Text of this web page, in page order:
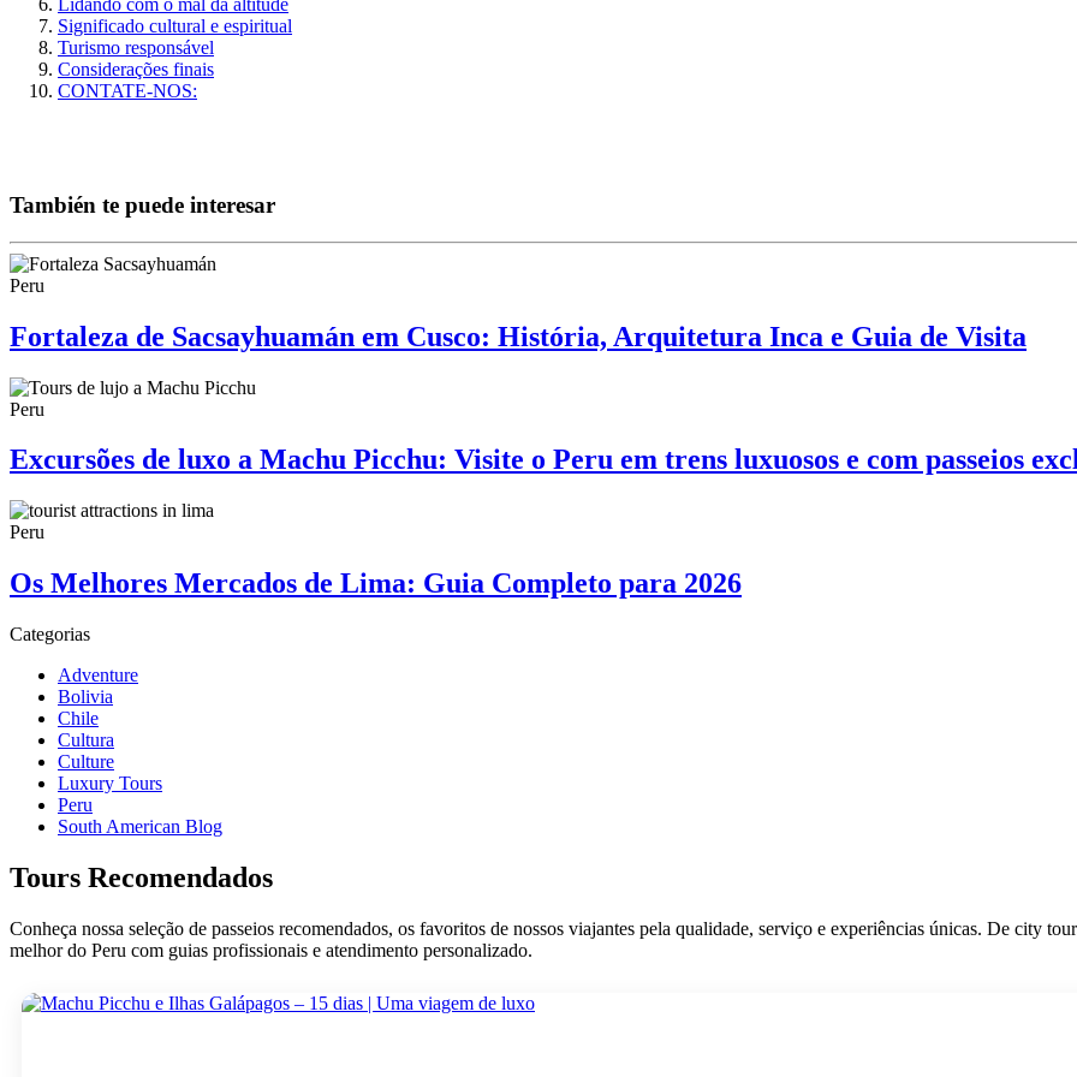
Lidando com o mal da altitude
Significado cultural e espiritual
Turismo responsável
Considerações finais
CONTATE-NOS:
También te puede interesar
Peru
Fortaleza de Sacsayhuamán em Cusco: História, Arquitetura Inca e Guia de Visita
Peru
Excursões de luxo a Machu Picchu: Visite o Peru em trens luxuosos e com passeios
Peru
Os Melhores Mercados de Lima: Guia Completo para 2026
Categorias
Adventure
Bolivia
Chile
Cultura
Culture
Luxury Tours
Peru
South American Blog
Tours Recomendados
Conheça nossa seleção de passeios recomendados, os favoritos de nossos viajantes pela qualidade, serviço e experiências únicas. De city
melhor do Peru com guias profissionais e atendimento personalizado.